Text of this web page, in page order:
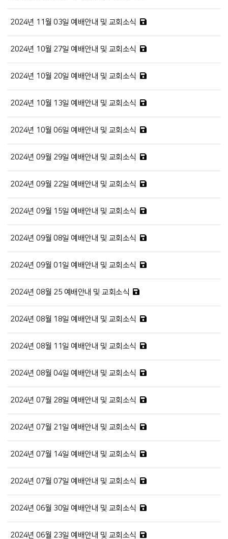
2024년 11월 03일 예배안내 및 교회소식
2024년 10월 27일 예배안내 및 교회소식
2024년 10월 20일 예배안내 및 교회소식
2024년 10월 13일 예배안내 및 교회소식
2024년 10월 06일 예배안내 및 교회소식
2024년 09월 29일 예배안내 및 교회소식
2024년 09월 22일 예배안내 및 교회소식
2024년 09월 15일 예배안내 및 교회소식
2024년 09월 08일 예배안내 및 교회소식
2024년 09월 01일 예배안내 및 교회소식
2024년 08월 25 예배안내 및 교회소식
2024년 08월 18일 예배안내 및 교회소식
2024년 08월 11일 예배안내 및 교회소식
2024년 08월 04일 예배안내 및 교회소식
2024년 07월 28일 예배안내 및 교회소식
2024년 07월 21일 예배안내 및 교회소식
2024년 07월 14일 예배안내 및 교회소식
2024년 07월 07일 예배안내 및 교회소식
2024년 06월 30일 예배안내 및 교회소식
2024년 06월 23일 예배안내 및 교회소식